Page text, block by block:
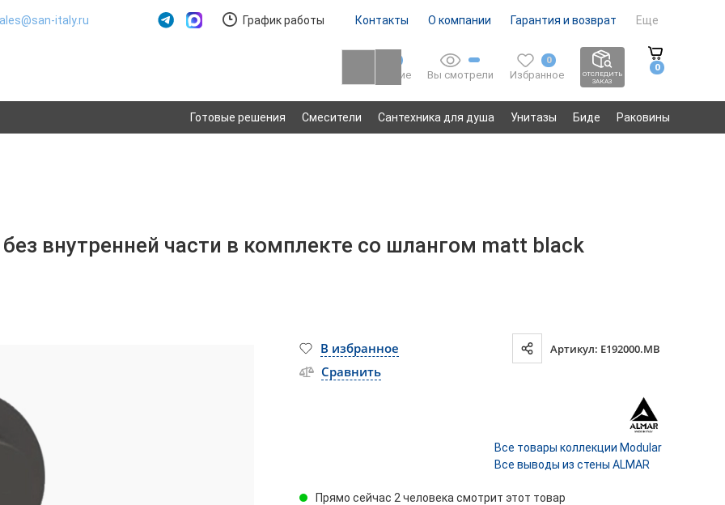
italy.ru График работы Контакты О компании Гарантия и возврат Еще
Сравнение Вы смотрели
0
Избранное
ОТСЛЕДИТЬ
ЗАКАЗ
0
Готовые решения Смесители Сантехника для душа Унитазы Биде Раковины
внутренней части в комплекте со шлангом matt black
В избранное Артикул: E192000.MB
Сравнить
Все товары коллекции Modular
Все выводы из стены ALMAR
Прямо сейчас 2 человека смотрит этот товар